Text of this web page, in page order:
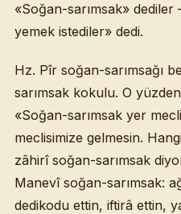
«Soğan-sarımsak»
yemek istediler» dedi.
Hz. Pîr soğan-sarımsağı
sarımsak kokulu. O
«Soğan-sarımsak yer
meclisimize gelmesin.
zâhirî soğan-sarımsak
Manevî soğan-sarımsak:
dedikodu ettin, iftirâ ettin,